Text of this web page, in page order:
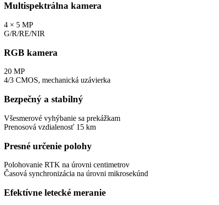
Multispektrálna kamera
4 × 5 MP
G/R/RE/NIR
RGB kamera
20 MP
4/3 CMOS, mechanická uzávierka
Bezpečný a stabilný
Všesmerové vyhýbanie sa prekážkam
Prenosová vzdialenosť 15 km
Presné určenie polohy
Polohovanie RTK na úrovni centimetrov
Časová synchronizácia na úrovni mikrosekúnd
Efektívne letecké meranie